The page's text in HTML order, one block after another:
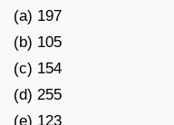
(a) 197
(b) 105
(c) 154
(d) 255
(e) 123